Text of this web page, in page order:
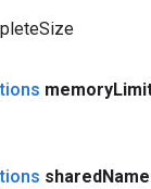
memory
sharedName